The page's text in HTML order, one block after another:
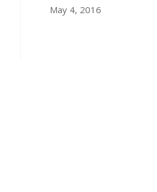
May 4, 2016